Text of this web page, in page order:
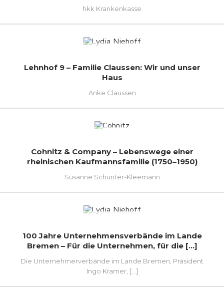
hkk Krankenkasse
Lehnhof 9 – Familie Claussen: Wir und unser
Haus
Anke Claussen
Cohnitz & Company – Lebenswege einer
rheinischen Kaufmannsfamilie (1750–1950)
Susanne Schunter-Kleemann
100 Jahre Unternehmensverbände im Lande
Bremen – Für die Unternehmen, für die [...]
Die Unternehmerverbände im Lande Bremen, Präsident
Ingo Kramer, [...]